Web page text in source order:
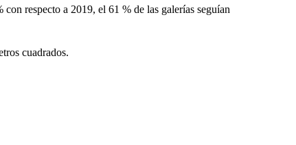
respecto a 2019, el 61 % de las galerías seguían
cuadrados.